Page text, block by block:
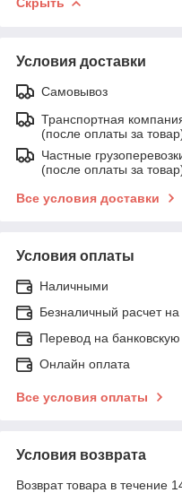
Условия доставки
Самовывоз
Транспортная
(после оплаты за
Частные
(после оплаты за
Все условия доставки
Условия оплаты
Наличными
Безналичный расчет
Перевод на
Онлайн оплата
Все условия оплаты
Условия возврата
Возврат товара в течение